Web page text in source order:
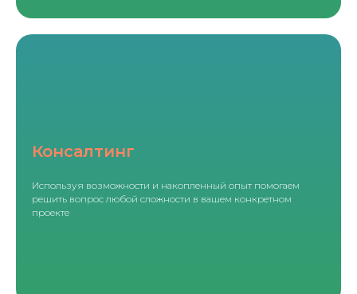
Консалтинг
Используя возможности и накопленный опыт помогаем
решить вопрос любой сложности в вашем конкретном
проекте